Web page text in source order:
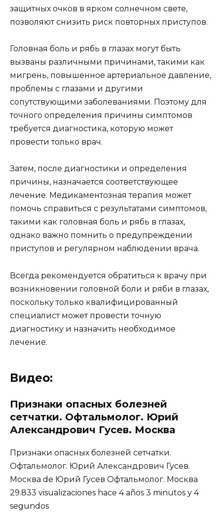
защитных очков в ярком солнечном свете,
позволяют снизить риск повторных приступов.
Головная боль и рябь в глазах могут быть
вызваны различными причинами, такими как
мигрень, повышенное артериальное давление,
проблемы с глазами и другими
сопутствующими заболеваниями. Поэтому для
точного определения причины симптомов
требуется диагностика, которую может
провести только врач.
Затем, после диагностики и определения
причины, назначается соответствующее
лечение. Медикаментозная терапия может
помочь справиться с результатами симптомов,
такими как головная боль и рябь в глазах,
однако важно помнить о предупреждении
приступов и регулярном наблюдении врача.
Всегда рекомендуется обратиться к врачу при
возникновении головной боли и ряби в глазах,
поскольку только квалифицированный
специалист может провести точную
диагностику и назначить необходимое
лечение.
Видео:
Признаки опасных болезней
сетчатки. Офтальмолог. Юрий
Александрович Гусев. Москва
Признаки опасных болезней сетчатки.
Офтальмолог. Юрий Александрович Гусев.
Москва de Юрий Гусев Офтальмолог. Москва
29.833 visualizaciones hace 4 años 3 minutos y 4
segundos